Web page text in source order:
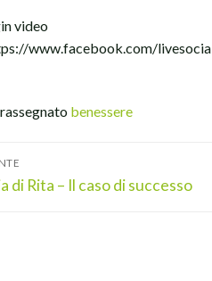
video
www.facebook.com/
benessere
di Rita – Il caso di successo